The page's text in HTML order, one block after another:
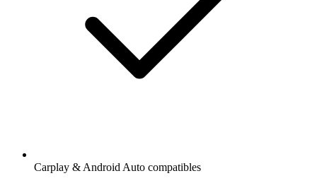
Carplay & Android Auto compatibles